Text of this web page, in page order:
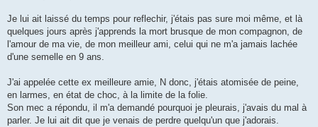
Je lui ait laissé du temps pour reflechir, j'étais pas sure moi même, et là
quelques jours après j'apprends la mort brusque de mon compagnon, de
l'amour de ma vie, de mon meilleur ami, celui qui ne m'a jamais lachée
d'une semelle en 9 ans.
J'ai appelée cette ex meilleure amie, N donc, j'étais atomisée de peine,
en larmes, en état de choc, à la limite de la folie.
Son mec a répondu, il m'a demandé pourquoi je pleurais, j'avais du mal à
parler. Je lui ait dit que je venais de perdre quelqu'un que j'adorais.